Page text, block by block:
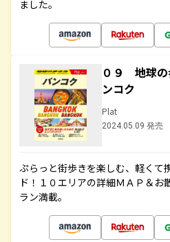
ました。
０９ 地球
ンコク
Plat
2024.05.09 発売
ぷらっと街歩きを楽しむ、軽くて
ド！１０エリアの詳細ＭＡＰ＆お
ラン満載。